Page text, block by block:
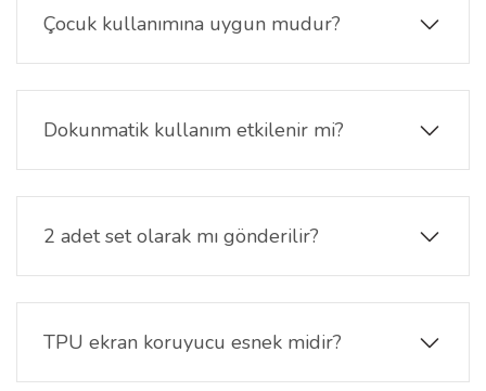
karşı ekranı korumaya yardımcı olur. Şeffaf yapısı
ekran görünümünü korur.
Çocuk kullanımına uygun mudur?
Evet. Günlük hareketli kullanımda ekranın daha
uzun süre temiz ve korunmuş kalmasına yardımcı
olur.
Dokunmatik kullanım etkilenir mi?
Hayır. Dokunmatik hassasiyet korunur ve saat
ekranı akıcı şekilde kullanılmaya devam eder.
2 adet set olarak mı gönderilir?
Evet. Paket içeriğinde2 adet TPU şeffaf ekran
koruyucubulunur ve yedek kullanım avantajı
sağlar.
TPU ekran koruyucu esnek midir?
Evet. Esnek yapısı sayesinde saat ekranına daha